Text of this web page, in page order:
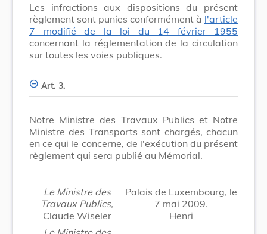
Les infractions aux dispositions du présent
règlement sont punies conformément à l'article
7 modifié de la loi du 14 février 1955
concernant la réglementation de la circulation
sur toutes les voies publiques.
Art. 3.
Notre Ministre des Travaux Publics et Notre
Ministre des Transports sont chargés, chacun
en ce qui le concerne, de l'exécution du présent
règlement qui sera publié au Mémorial.
Le Ministre des
Travaux Publics,
Claude Wiseler
Palais de Luxembourg, le
7 mai 2009.
Henri